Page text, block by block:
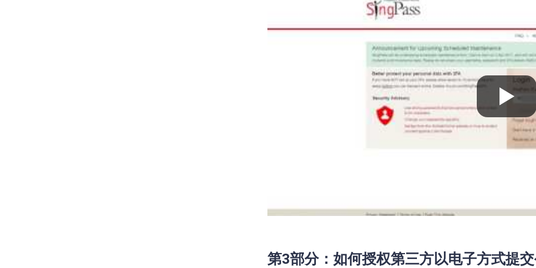
第3部分：如何授权第三方以电子方式提